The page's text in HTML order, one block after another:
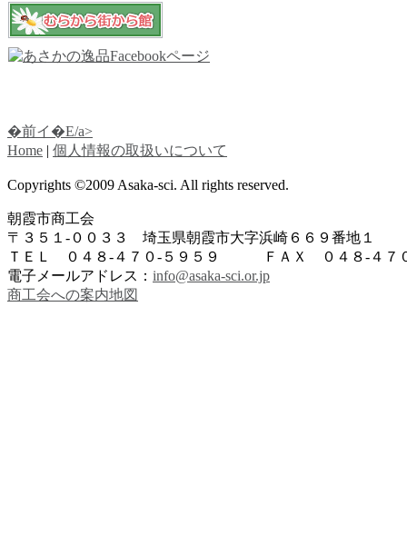
�前イ�E/a>
Home | 個人情報の取扱いについて
Copyrights ©2009 Asaka-sci. All rights reserved.
朝霞市商工会
〒３５１-００３３ 埼玉県朝霞市大字浜崎６６９番地１
ＴＥＬ ０４８-４７０-５９５９ ＦＡＸ ０４８-４７
電子メールアドレス： info@asaka-sci.or.jp
商工会への案内地図